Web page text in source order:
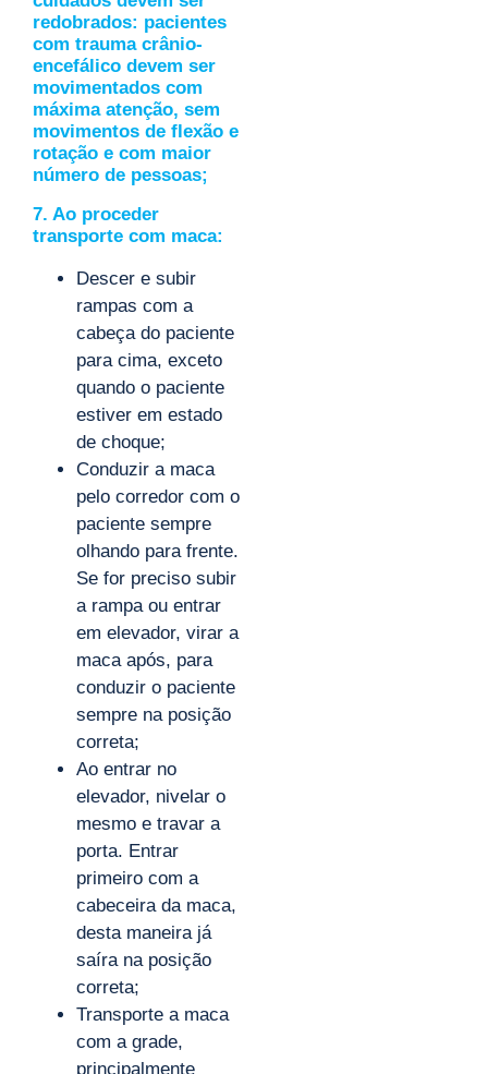
redobrados: pacientes
com trauma crânio-
encefálico devem ser
movimentados com
máxima atenção, sem
movimentos de flexão e
rotação e com maior
número de pessoas;
7. Ao proceder
transporte com maca:
Descer e subir
rampas com a
cabeça do paciente
para cima, exceto
quando o paciente
estiver em estado
de choque;
Conduzir a maca
pelo corredor com o
paciente sempre
olhando para frente.
Se for preciso subir
a rampa ou entrar
em elevador, virar a
maca após, para
conduzir o paciente
sempre na posição
correta;
Ao entrar no
elevador, nivelar o
mesmo e travar a
porta. Entrar
primeiro com a
cabeceira da maca,
desta maneira já
saíra na posição
correta;
Transporte a maca
com a grade,
principalmente